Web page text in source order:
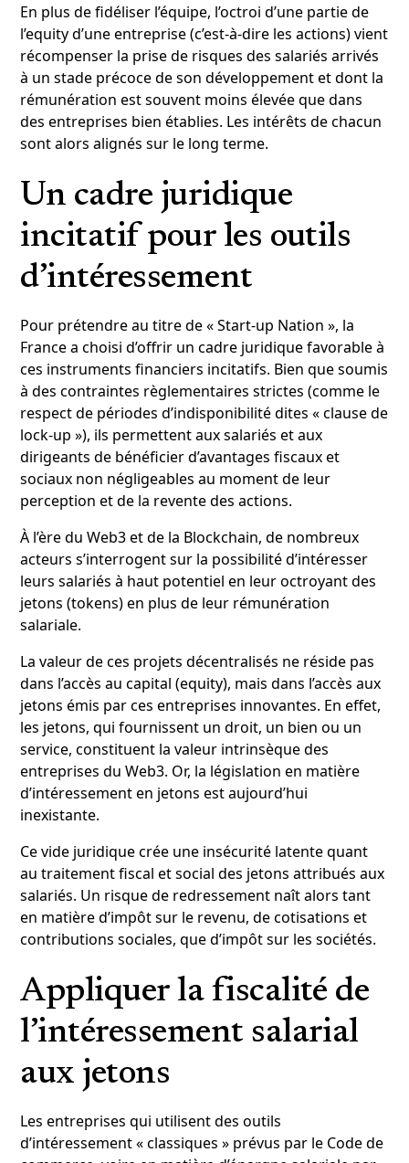
En plus de fidéliser l’équipe, l’octroi d’une partie de
l’equity d’une entreprise (c’est-à-dire les actions) vient
récompenser la prise de risques des salariés arrivés
à un stade précoce de son développement et dont la
rémunération est souvent moins élevée que dans
des entreprises bien établies. Les intérêts de chacun
sont alors alignés sur le long terme.
Un cadre juridique
incitatif pour les outils
d’intéressement
Pour prétendre au titre de « Start-up Nation », la
France a choisi d’offrir un cadre juridique favorable à
ces instruments financiers incitatifs. Bien que soumis
à des contraintes règlementaires strictes (comme le
respect de périodes d’indisponibilité dites « clause de
lock-up »), ils permettent aux salariés et aux
dirigeants de bénéficier d’avantages fiscaux et
sociaux non négligeables au moment de leur
perception et de la revente des actions.
À l’ère du Web3 et de la Blockchain, de nombreux
acteurs s’interrogent sur la possibilité d’intéresser
leurs salariés à haut potentiel en leur octroyant des
jetons (tokens) en plus de leur rémunération
salariale.
La valeur de ces projets décentralisés ne réside pas
dans l’accès au capital (equity), mais dans l’accès aux
jetons émis par ces entreprises innovantes. En effet,
les jetons, qui fournissent un droit, un bien ou un
service, constituent la valeur intrinsèque des
entreprises du Web3. Or, la législation en matière
d’intéressement en jetons est aujourd’hui
inexistante.
Ce vide juridique crée une insécurité latente quant
au traitement fiscal et social des jetons attribués aux
salariés. Un risque de redressement naît alors tant
en matière d’impôt sur le revenu, de cotisations et
contributions sociales, que d’impôt sur les sociétés.
Appliquer la fiscalité de
l’intéressement salarial
aux jetons
Les entreprises qui utilisent des outils
d’intéressement « classiques » prévus par le Code de